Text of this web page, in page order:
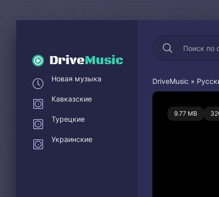
DriveMusic
DriveMusic »
9.77 MB
0
Новая музыка
Кавказские
Турецкие
Украинские